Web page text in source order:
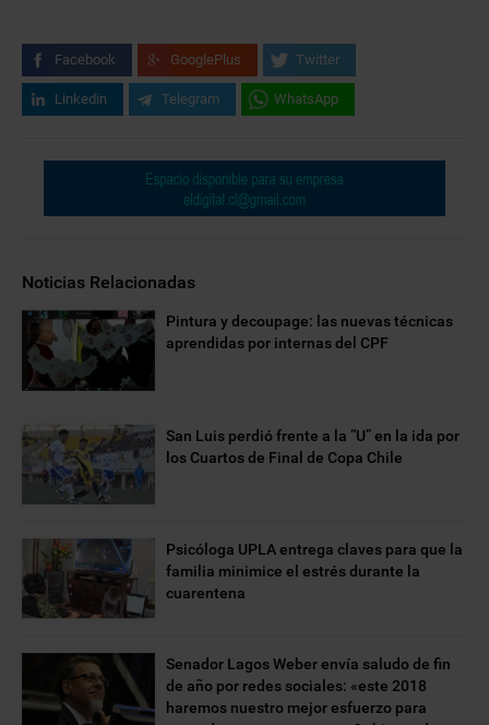
Facebook GooglePlus Twitter
Linkedin Telegram WhatsApp
Noticias Relacionadas
Pintura y decoupage: las nuevas técnicas
aprendidas por internas del CPF
San Luis perdió frente a la “U” en la ida por
los Cuartos de Final de Copa Chile
Psicóloga UPLA entrega claves para que la
familia minimice el estrés durante la
cuarentena
Senador Lagos Weber envía saludo de fin
de año por redes sociales: «este 2018
haremos nuestro mejor esfuerzo para